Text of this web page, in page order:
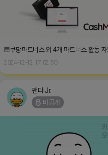
▤쿠팡파트너스 외 4개 파트너스 활동
2024-12-12 17:02:50
팬다 Jr.
비공개